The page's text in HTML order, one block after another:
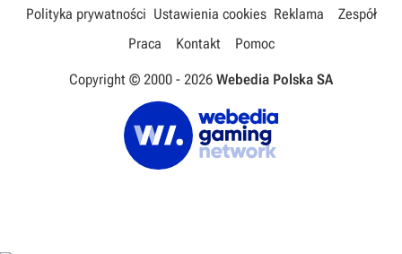
Polityka prywatności Ustawienia cookies Reklama
Zespół
Praca
Kontakt Pomoc
Copyright © 2000 - 2026 Webedia Polska SA